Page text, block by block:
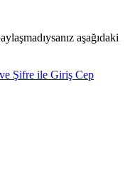
aşağıdaki
Şifre ile Giriş Cep